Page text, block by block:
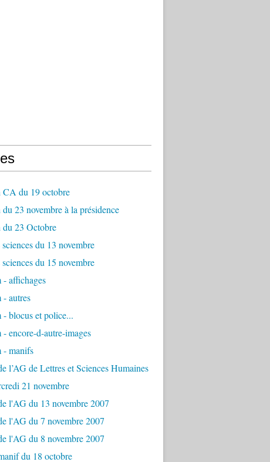
du 19 octobre
23 novembre à la présidence
23 Octobre
du 13 novembre
du 15 novembre
affichages
autres
blocus et police...
encore-d-autre-images
- manifs
l’AG de Lettres et Sciences Humaines
21 novembre
l'AG du 13 novembre 2007
l'AG du 7 novembre 2007
l'AG du 8 novembre 2007
du 18 octobre